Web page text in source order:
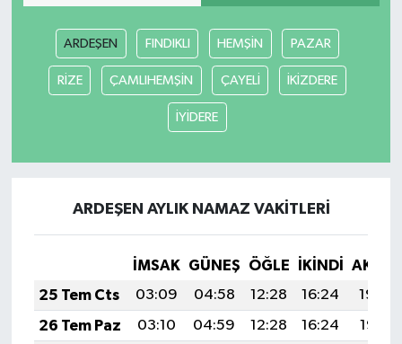
ARDEŞEN FINDIKLI HEMŞİN PAZAR
RİZE ÇAMLIHEMŞİN ÇAYELİ İKİZDERE
İYİDERE
ARDEŞEN AYLIK NAMAZ VAKITLERI
İMSAK GÜNEŞ ÖĞLE İKINDI
25 Tem Cts
03:09 04:58 12:28 16:24
19:48
26 Tem Paz
03:10 04:59 12:28 16:24
19:47